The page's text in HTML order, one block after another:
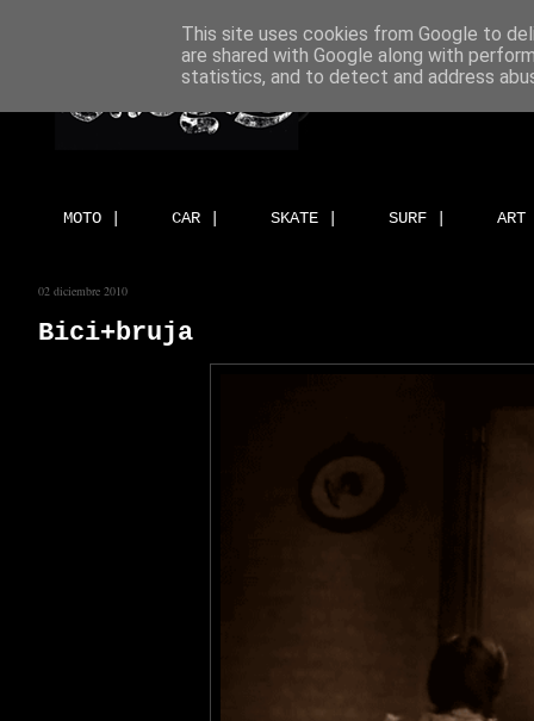
MOTO | CAR | SKATE | SURF |
02 diciembre 2010
Bici+bruja
This site uses cookies from Google to
are shared with Google along with
statistics, and to detect and address